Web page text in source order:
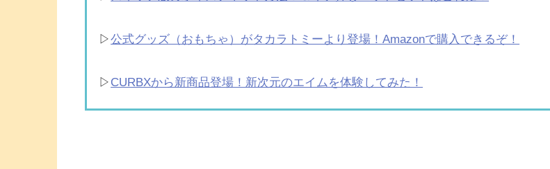
▷公式グッズ（おもちゃ）がタカラトミーより登場！Amazonで購入できるぞ！
▷ CURBXから新商品登場！新次元のエイムを体験してみた！